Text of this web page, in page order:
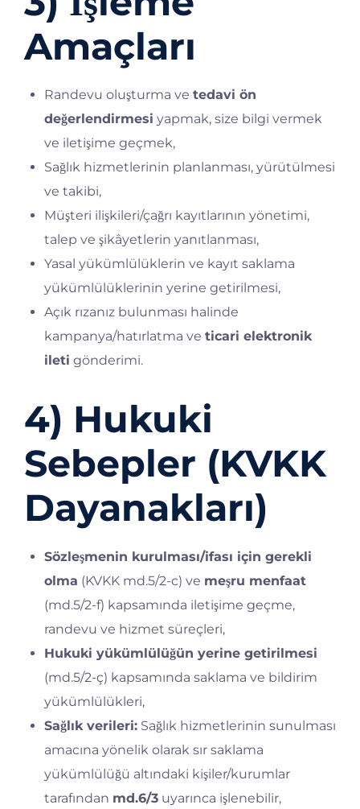
Amaçları
Randevu oluşturma ve tedavi ön
değerlendirmesi yapmak, size bilgi vermek
ve iletişime geçmek,
Sağlık hizmetlerinin planlanması, yürütülmesi
ve takibi,
Müşteri ilişkileri/çağrı kayıtlarının yönetimi,
talep ve şikâyetlerin yanıtlanması,
Yasal yükümlülüklerin ve kayıt saklama
yükümlülüklerinin yerine getirilmesi,
Açık rızanız bulunması halinde
kampanya/hatırlatma ve ticari elektronik
ileti gönderimi.
4) Hukuki
Sebepler (KVKK
Dayanakları)
Sözleşmenin kurulması/ifası için gerekli
olma (KVKK md.5/2-c) ve meşru menfaat
(md.5/2-f) kapsamında iletişime geçme,
randevu ve hizmet süreçleri,
Hukuki yükümlülüğün yerine getirilmesi
(md.5/2-ç) kapsamında saklama ve bildirim
yükümlülükleri,
Sağlık verileri:Sağlık hizmetlerinin sunulması
amacına yönelik olarak sır saklama
yükümlülüğü altındaki kişiler/kurumlar
tarafından md.6/3uyarınca işlenebilir,